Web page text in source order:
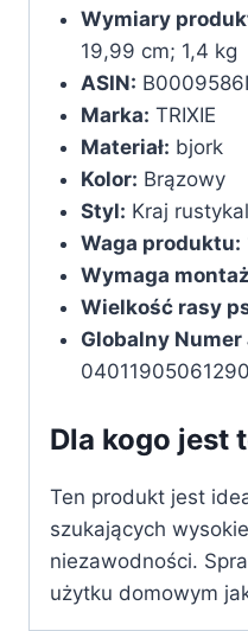
Wymiary
19,99 cm; 1,4 kg
ASIN:
Marka: TRIXIE
Materiał: bjork
Kolor: Brązowy
Styl: Kraj
Waga produktu:
Wymaga
Wielkość rasy
Globalny
04011905061290
Dla kogo jest
Ten produkt jest
szukających
niezawodności.
użytku domowym